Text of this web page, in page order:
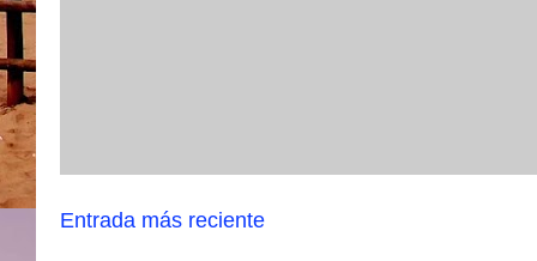
Entrada más reciente